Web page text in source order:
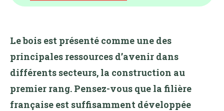
Le bois est présenté comme une des
principales ressources d’avenir dans
différents secteurs, la construction au
premier rang. Pensez-vous que la filière
française est suffisamment développée